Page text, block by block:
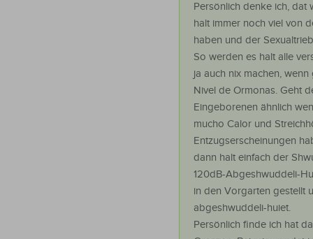
Persönlich denke ich, dat
halt immer noch viel von
haben und der
So werden es halt alle
ja auch nix machen,
Nivel de Ormonas. Geht
Eingeborenen ähnlich
mucho Calor und
Entzugserscheinungen
dann halt einfach der
120dB-Abgeshwuddeli-
in den Vorgarten gestellt
abgeshwuddeli-huiet.
Persönlich finde ich hat